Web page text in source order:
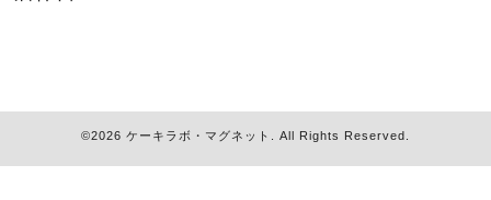
©2026 ケーキラボ・マグネット . All Rights Reserved.